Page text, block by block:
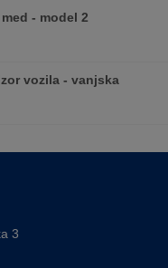
- model 2
vozila - vanjska
3